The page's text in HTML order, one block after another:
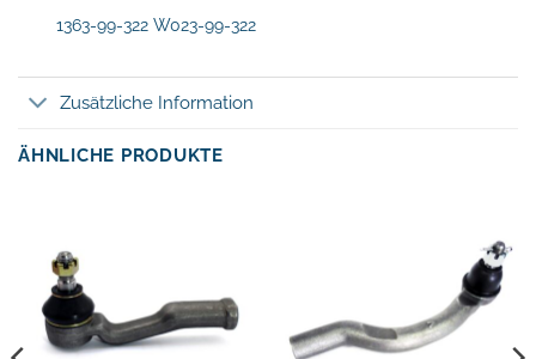
1363-99-322 W023-99-322
Zusätzliche Information
ÄHNLICHE PRODUKTE